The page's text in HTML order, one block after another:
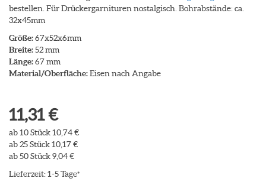
bestellen. Für Drückergarnituren nostalgisch. Bohrabstände: ca.
32x45mm
Größe:67x52x6mm
Breite:52 mm
Länge:67 mm
Material/Oberfläche:Eisen nach Angabe
11,31 €
ab 10 Stück 10,74 €
ab 25 Stück 10,17 €
ab 50 Stück 9,04 €
Lieferzeit: 1-5 Tage*